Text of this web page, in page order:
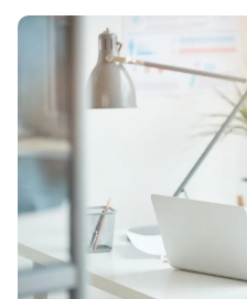
Zum Beitrag Gesucht: